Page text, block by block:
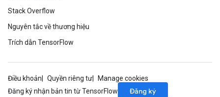
Stack Overflow
Nguyên tắc về thương hiệu
Trích dẫn TensorFlow
Điều khoản Quyền riêng tư
Manage cookies
Đăng ký nhận bản tin từ TensorFlow
Đăng ký